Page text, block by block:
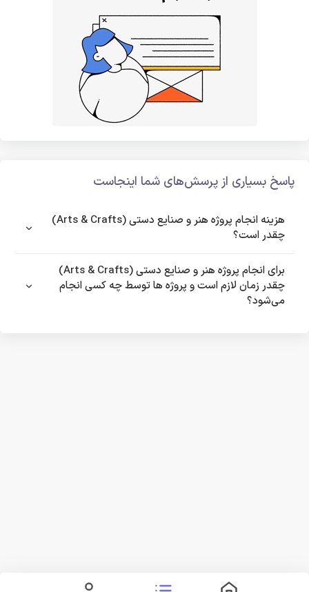
پاسخ بسیاری از پرسش‌های شما اینجاست
هزینه انجام پروژه هنر و صنایع دستی (Arts & Crafts)
چقدر است؟
برای انجام پروژه هنر و صنایع دستی (Arts & Crafts)
چقدر زمان لازم است و پروژه ها توسط چه کسی انجام
می‌شود؟